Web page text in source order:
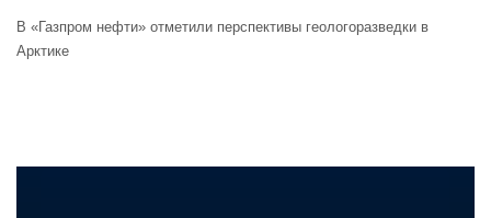
В «Газпром нефти» отметили перспективы геологоразведки в
Арктике